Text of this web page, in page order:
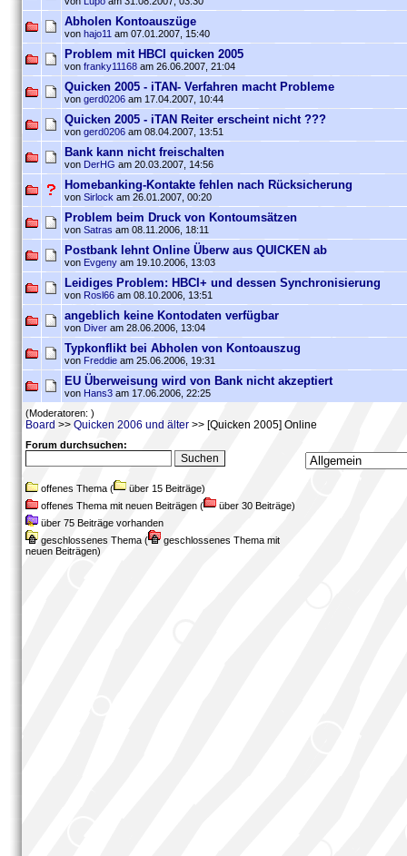
Abholen Kontoauszüge
von hajo11 am 07.01.2007, 15:40
Problem mit HBCI quicken 2005
von franky11168 am 26.06.2007, 21:04
Quicken 2005 - iTAN- Verfahren macht Probleme
von gerd0206 am 17.04.2007, 10:44
Quicken 2005 - iTAN Reiter erscheint nicht ???
von gerd0206 am 08.04.2007, 13:51
Bank kann nicht freischalten
von DerHG am 20.03.2007, 14:56
Homebanking-Kontakte fehlen nach Rücksicherung
von Sirlock am 26.01.2007, 00:20
Problem beim Druck von Kontoumsätzen
von Satras am 08.11.2006, 18:11
Postbank lehnt Online Überw aus QUICKEN ab
von Evgeny am 19.10.2006, 13:03
Leidiges Problem: HBCI+ und dessen Synchronisierung
von Rosl66 am 08.10.2006, 13:51
angeblich keine Kontodaten verfügbar
von Diver am 28.06.2006, 13:04
Typkonflikt bei Abholen von Kontoauszug
von Freddie am 25.06.2006, 19:31
EU Überweisung wird von Bank nicht akzeptiert
von Hans3 am 17.06.2006, 22:25
(Moderatoren: )
Board >> Quicken 2006 und älter >> [Quicken 2005] Online
Forum durchsuchen:
offenes Thema (
über 15 Beiträge)
offenes Thema mit neuen Beiträgen (
über 30 Beiträge)
über 75 Beiträge vorhanden
geschlossenes Thema (
geschlossenes Thema mit
neuen Beiträgen)